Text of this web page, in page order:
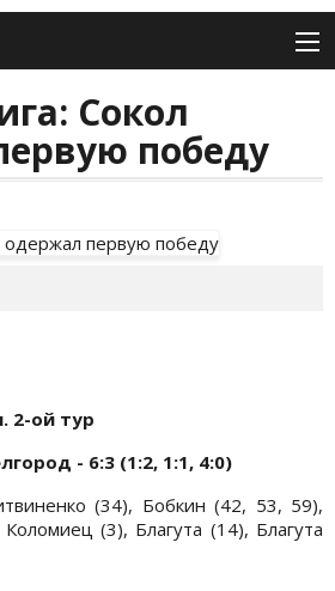
Сокол
победу
2-ой тур
- 6:3 (1:2, 1:1, 4:0)
(34), Бобкин (42, 53, 59),
(3), Благута (14), Благута